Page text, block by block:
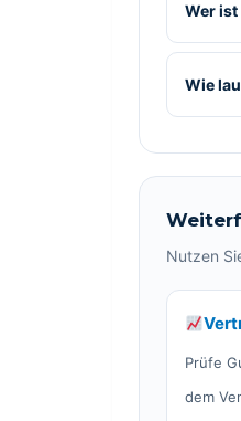
Wer
Wie
Nutzen
Prüfe
dem